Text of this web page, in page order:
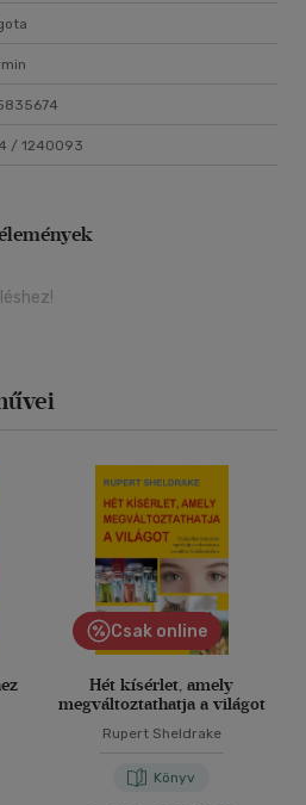
/ 1240093
Csak online
Hét kísérlet, amely
megváltoztathatja a világot
Rupert Sheldrake
Könyv